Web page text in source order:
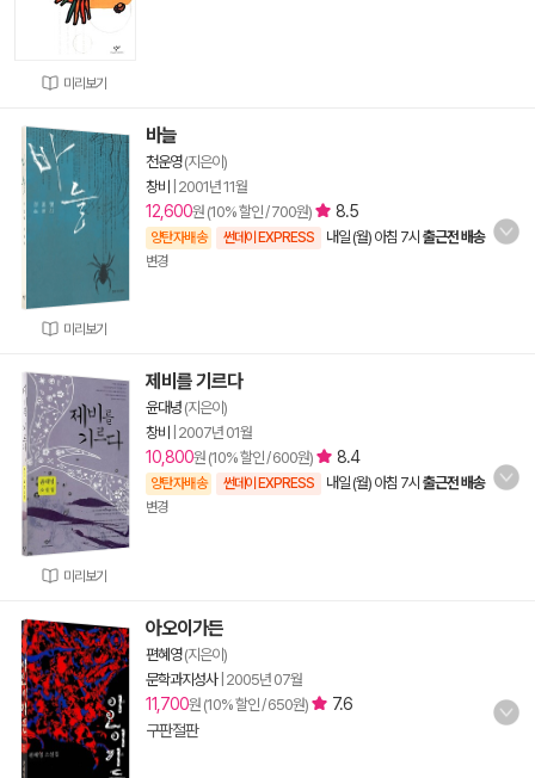
미리보기
미리보기
바늘
천운영(지은이)
창비
2001년 11월
12,600원 (10% 할인 / 700원) 8.5
양탄자배송 썬데이 EXPRESS 내일 (월) 아침 7시 출근전 배송
변경
미리보기
제비를 기르다
윤대녕 (지은이)
창비
2007년 01월
10,800원 (10% 할인 / 600원) 8.4
양탄자배송 썬데이 EXPRESS 내일 (월) 아침 7시 출근전 배송
변경
아오이가든
편혜영(지은이)
문학과지성사| 2005년 07월
11,700원 (10% 할인 / 650원)
7.6
구판절판